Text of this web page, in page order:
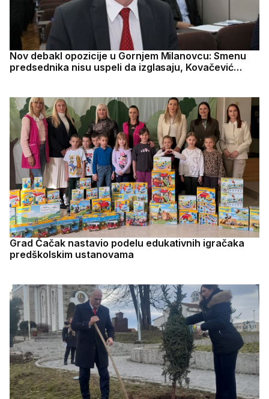
Nov debakl opozicije u Gornjem Milanovcu: Smenu
predsednika nisu uspeli da izglasaju, Kovačević
Grad Čačak nastavio podelu edukativnih igračaka
predškolskim ustanovama